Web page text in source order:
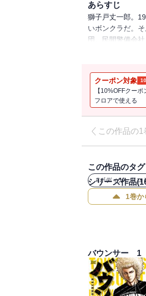
あらすじ
獅子戸丈一郎。
いボンクラだ。
団。民間警備会
クーポン対象
【10%OFFクー
フロアで使える
この作品の1
この作品のタグ
#ボディガードコ
シリーズ作品(
1巻か
バウンサー 1